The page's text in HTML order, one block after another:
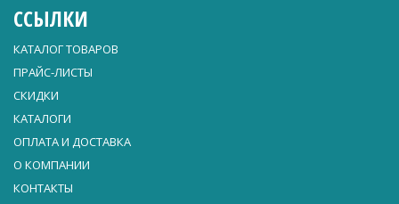
ССЫЛКИ
КАТАЛОГ ТОВАРОВ
ПРАЙС-ЛИСТЫ
СКИДКИ
КАТАЛОГИ
ОПЛАТА И ДОСТАВКА
О КОМПАНИИ
КОНТАКТЫ